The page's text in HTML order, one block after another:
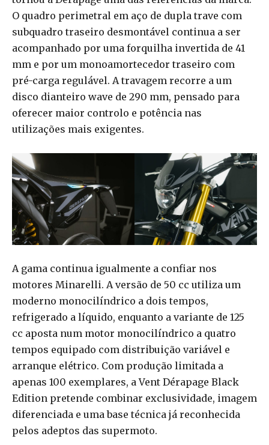
O quadro perimetral em aço de dupla trave com
subquadro traseiro desmontável continua a ser
acompanhado por uma forquilha invertida de 41
mm e por um monoamortecedor traseiro com
pré-carga regulável. A travagem recorre a um
disco dianteiro wave de 290 mm, pensado para
oferecer maior controlo e potência nas
utilizações mais exigentes.
A gama continua igualmente a confiar nos
motores Minarelli. A versão de 50 cc utiliza um
moderno monocilíndrico a dois tempos,
refrigerado a líquido, enquanto a variante de 125
cc aposta num motor monocilíndrico a quatro
tempos equipado com distribuição variável e
arranque elétrico. Com produção limitada a
apenas 100 exemplares, a Vent Dérapage Black
Edition pretende combinar exclusividade, imagem
diferenciada e uma base técnica já reconhecida
pelos adeptos das supermoto.